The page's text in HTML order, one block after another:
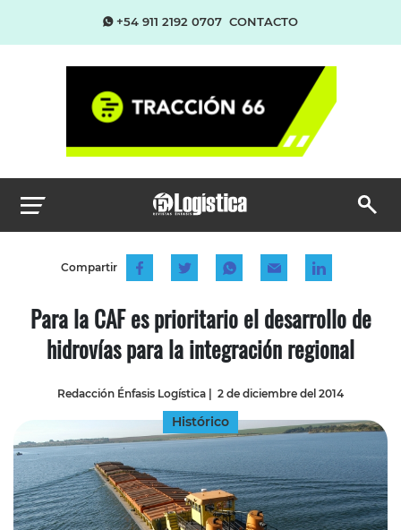
+54 911 2192 0707 CONTACTO
Compartir
Para la CAF es prioritario el desarrollo de
hidrovías para la integración regional
Redacción Énfasis Logística | 2 de diciembre del 2014
Histórico